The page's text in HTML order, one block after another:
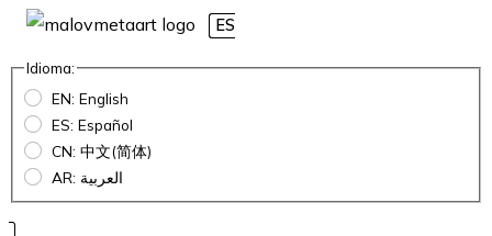
ES
Idioma:
EN: English
ES: Español
CN: 中文(简体)
AR: العربية